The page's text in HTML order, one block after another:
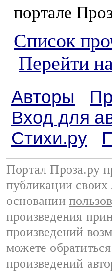
портале
Список
Перейти
Авторы
Вход для
Стихи.ру
Портал Проза.ру
публикации своих
основании
произведения
произведений
можете
произведений